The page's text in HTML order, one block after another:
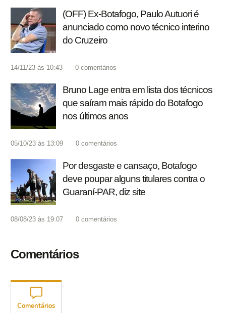
(OFF) Ex-Botafogo, Paulo Autuori é
anunciado como novo técnico interino
do Cruzeiro
14/11/23 às 10:43 0 comentários
Bruno Lage entra em lista dos técnicos
que saíram mais rápido do Botafogo
nos últimos anos
05/10/23 às 13:09 0 comentários
Por desgaste e cansaço, Botafogo
deve poupar alguns titulares contra o
Guaraní-PAR, diz site
08/08/23 às 19:07 0 comentários
Comentários